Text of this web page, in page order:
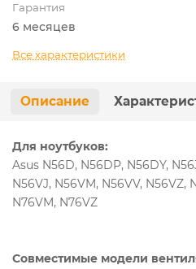
Гарантия
6 месяцев
Все характеристики
Описание
Для ноутбуков:
Asus N56D, N56DP, N56DY,
N56VJ, N56VM, N56VV, N56VZ,
N76VM, N76VZ
Совместимые модели